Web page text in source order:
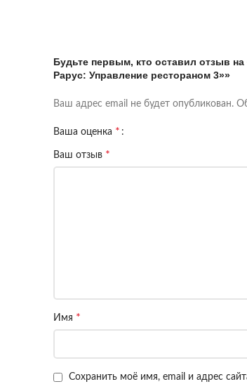
Будьте первым, кто оставил отзыв
Рарус: Управление рестораном 3»»
Ваш адрес email не будет опубликован.
Ваша оценка *
Ваш отзыв *
Имя *
Сохранить моё имя, email и адрес